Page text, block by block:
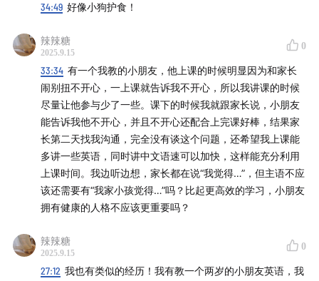
34:49 好像小狗护食！
辣辣糖
2025.9.15
0
33:34 有一个我教的小朋友，他上课的时候明显因为和家长
闹别扭不开心，一上课就告诉我不开心，所以我讲课的时候
尽量让他参与少了一些。课下的时候我就跟家长说，小朋友
能告诉我他不开心，并且不开心还配合上完课好棒，结果家
长第二天找我沟通，完全没有谈这个问题，还希望我上课能
多讲一些英语，同时讲中文语速可以加快，这样能充分利用
上课时间。我边听边想，家长都在说“我觉得…”，但主语不应
该还需要有“我家小孩觉得…”吗？比起更高效的学习，小朋友
拥有健康的人格不应该更重要吗？
辣辣糖
2025.9.15
0
27:12 我也有类似的经历！我有教一个两岁的小朋友英语，我